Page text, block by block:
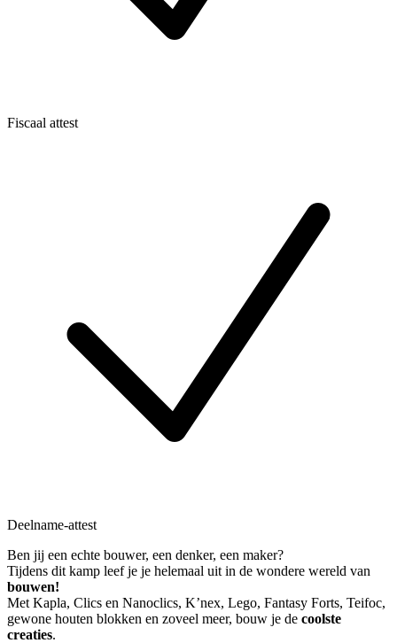
Fiscaal attest
Deelname-attest
Ben jij een echte bouwer, een denker, een maker?
Tijdens dit kamp leef je je helemaal uit in de wondere wereld van
bouwen!
Met Kapla, Clics en Nanoclics, K’nex, Lego, Fantasy Forts, Teifoc,
gewone houten blokken en zoveel meer, bouw je de coolste
creaties.